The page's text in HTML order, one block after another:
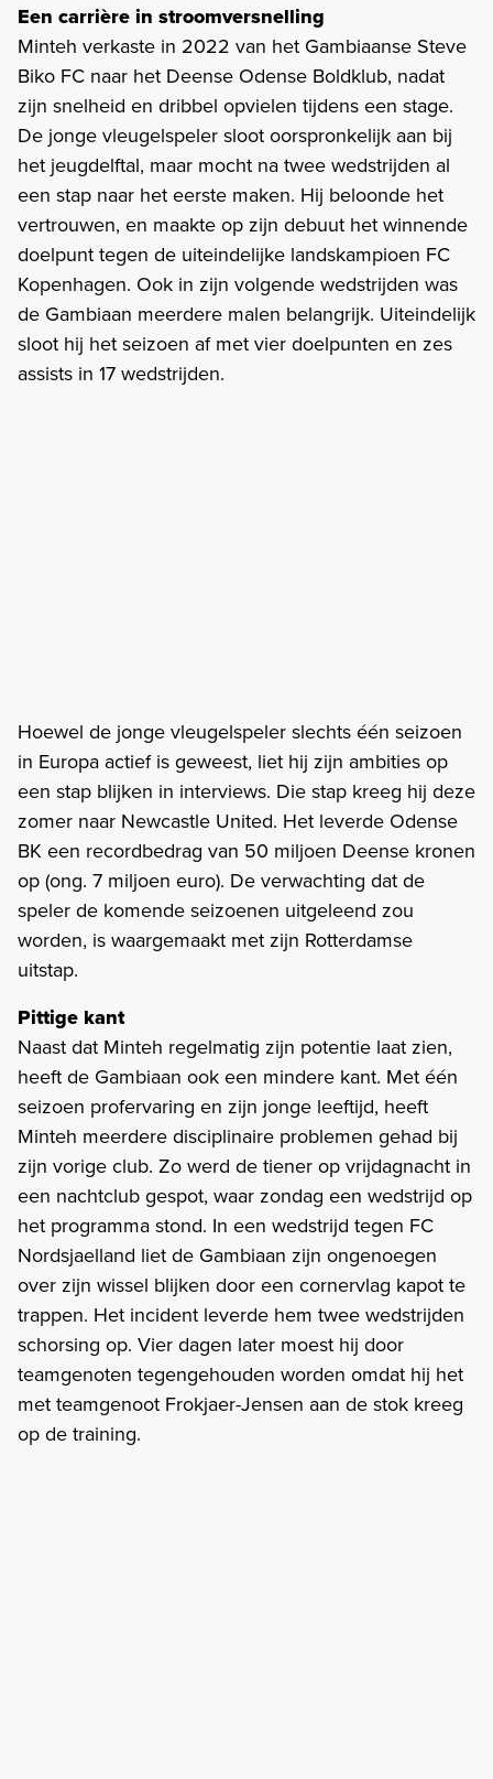
Een carrière in stroomversnelling
Minteh verkaste in 2022 van het Gambiaanse Steve
Biko FC naar het Deense Odense Boldklub, nadat
zijn snelheid en dribbel opvielen tijdens een stage.
De jonge vleugelspeler sloot oorspronkelijk aan bij
het jeugdelftal, maar mocht na twee wedstrijden al
een stap naar het eerste maken. Hij beloonde het
vertrouwen, en maakte op zijn debuut het winnende
doelpunt tegen de uiteindelijke landskampioen FC
Kopenhagen. Ook in zijn volgende wedstrijden was
de Gambiaan meerdere malen belangrijk. Uiteindelijk
sloot hij het seizoen af met vier doelpunten en zes
assists in 17 wedstrijden.
Hoewel de jonge vleugelspeler slechts één seizoen
in Europa actief is geweest, liet hij zijn ambities op
een stap blijken in interviews. Die stap kreeg hij deze
zomer naar Newcastle United. Het leverde Odense
BK een recordbedrag van 50 miljoen Deense kronen
op (ong. 7 miljoen euro). De verwachting dat de
speler de komende seizoenen uitgeleend zou
worden, is waargemaakt met zijn Rotterdamse
uitstap.
Pittige kant
Naast dat Minteh regelmatig zijn potentie laat zien,
heeft de Gambiaan ook een mindere kant. Met één
seizoen profervaring en zijn jonge leeftijd, heeft
Minteh meerdere disciplinaire problemen gehad bij
zijn vorige club. Zo werd de tiener op vrijdagnacht in
een nachtclub gespot, waar zondag een wedstrijd op
het programma stond. In een wedstrijd tegen FC
Nordsjaelland liet de Gambiaan zijn ongenoegen
over zijn wissel blijken door een cornervlag kapot te
trappen. Het incident leverde hem twee wedstrijden
schorsing op. Vier dagen later moest hij door
teamgenoten tegengehouden worden omdat hij het
met teamgenoot Frokjaer-Jensen aan de stok kreeg
op de training.